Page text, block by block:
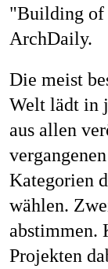
Jobs
"Building of
ArchDaily.
Die meist
Welt lädt in
aus allen
Kategorien
wählen.
abstimmen.
Projekten